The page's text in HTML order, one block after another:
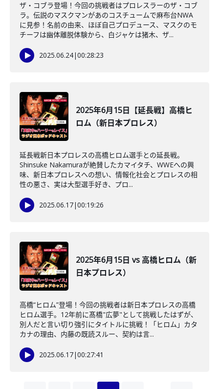
ザ・コブラ登場！今回の挑戦者はプロレスラーのザ・コブ
ラ。伝説のマスクマンがあのコスチュームで麻布台NWA
に見参！名前の由来、ほぼ自己プロデュース、マスクのモ
チーフは幽体離脱体験から、白ジャケは猪木、ザ...
2025.06.24|00:28:23
2025年6月15日【延長戦】高橋ヒ
ロム（新日本プロレス）
延長戦新日本プロレスの高橋ヒロム選手との延長戦。
Shinsuke Nakamuraが絶賛したカマイタチ、WWEへの興
味、新日本プロレスへの想い、情報化社会とプロレスの相
性の悪さ、実は大型選手好き、プロ...
2025.06.17|00:19:26
2025年6月15日 vs 高橋ヒロム（新
日本プロレス）
高橋“ヒロム”登場！今回の挑戦者は新日本プロレスの高橋
ヒロム選手。12年前に髙橋"広夢"として挑戦したはずが、
別人だと言い切り強引にタイトルに挑戦！「ヒロム」カタ
カナの理由、内藤の既読スルー、契約は言...
2025.06.17|00:27:41